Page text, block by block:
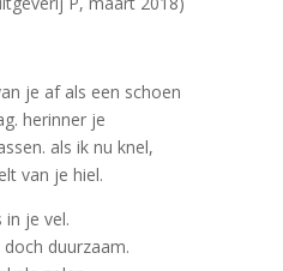
je af als een schoen
herinner je
als ik nu knel,
van je hiel.
je vel.
duurzaam.